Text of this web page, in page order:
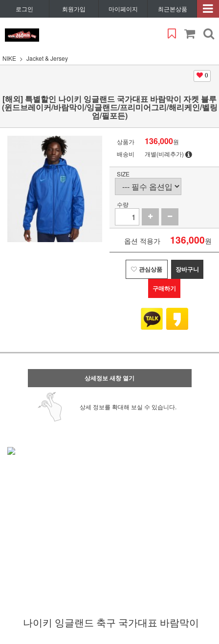
로그인 회원가입 마이페이지 최근본상품
NIKE Jacket & Jersey
0
[해외] 특별할인 나이키 잉글랜드 국가대표 바람막이 자켓 블루
(윈드브레이커/바람막이/잉글랜드/프리미어그리/해리케인/벨링
엄/필포든)
상품가 136,000원
배송비
개별(비례추가)
SIZE
수량
옵션 적용가 136,000원
관심상품 장바구니
구매하기
상세정보 새창 열기
상세 정보를 확대해 보실 수 있습니다.
나이키 잉글랜드 축구 국가대표 바람막이